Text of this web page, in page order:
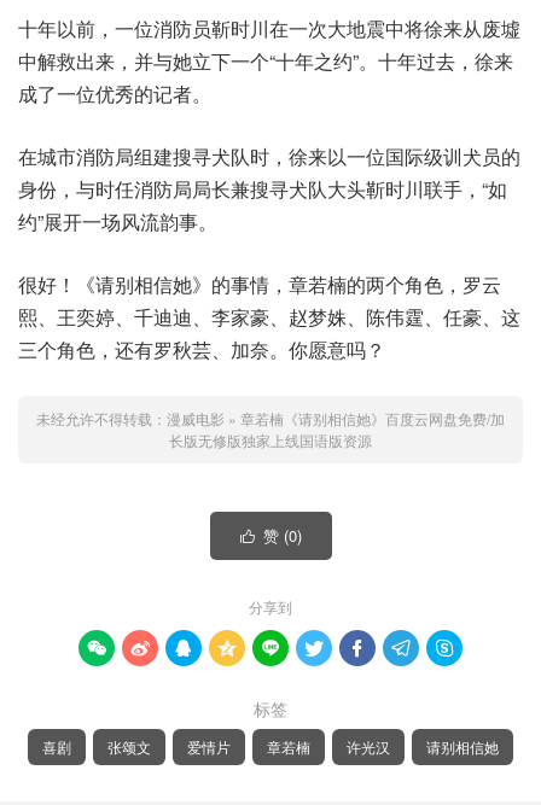
十年以前，一位消防员靳时川在一次大地震中将徐来从废墟
中解救出来，并与她立下一个“十年之约”。十年过去，徐来
成了一位优秀的记者。
在城市消防局组建搜寻犬队时，徐来以一位国际级训犬员的
身份，与时任消防局局长兼搜寻犬队大头靳时川联手，“如
约”展开一场风流韵事。
很好！《请别相信她》的事情，章若楠的两个角色，罗云
熙、王奕婷、千迪迪、李家豪、赵梦姝、陈伟霆、任豪、这
三个角色，还有罗秋芸、加奈。你愿意吗？
未经允许不得转载： 漫威电影 » 章若楠《请别相信她》百度云网盘免费/加
长版无修版独家上线国语版资源
 赞 (0)
分享到
        
标签
喜剧 张颂文 爱情片 章若楠 许光汉 请别相信她